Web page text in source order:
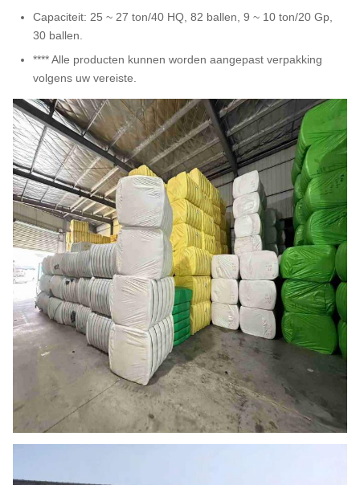
Capaciteit: 25 ~ 27 ton/40 HQ, 82 ballen, 9 ~ 10 ton/20 Gp,
30 ballen.
**** Alle producten kunnen worden aangepast verpakking
volgens uw vereiste.